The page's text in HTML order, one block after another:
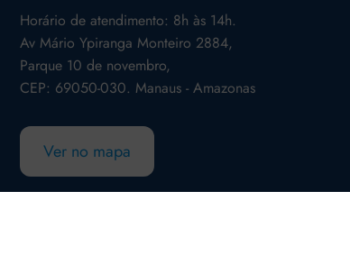
Horário de atendimento: 8h às 14h.
Av Mário Ypiranga Monteiro 2884,
Parque 10 de novembro,
CEP: 69050-030. Manaus - Amazonas
Ver no mapa